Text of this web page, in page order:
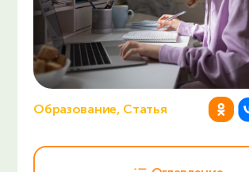
Образование, Статья